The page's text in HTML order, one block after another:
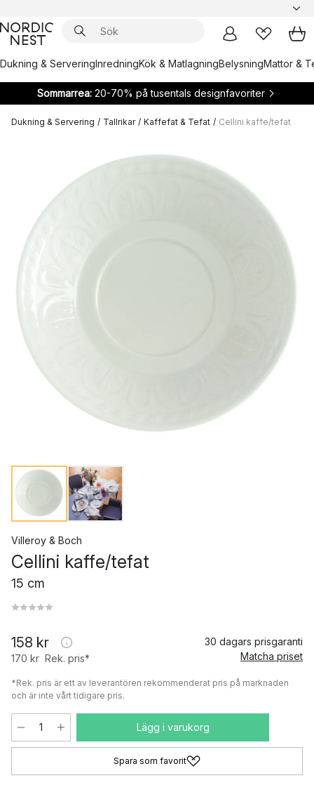
Dukning & ServeringInredningKök & MatlagningBelysningMattor &
Sommarrea:20-70% på tusentals designfavoriter
Dukning & Servering / Tallrikar / Kaffefat & Tefat / Cellini kaffe/tefat
Villeroy & Boch
Cellini kaffe/tefat
15 cm
158 kr
170 kr Rek. pris*
30 dagars prisgaranti
Matcha priset
*Rek. pris är ett av leverantören rekommenderat pris på marknaden
och är inte vårt tidigare pris.
Lägg i varukorg
Spara som favorit